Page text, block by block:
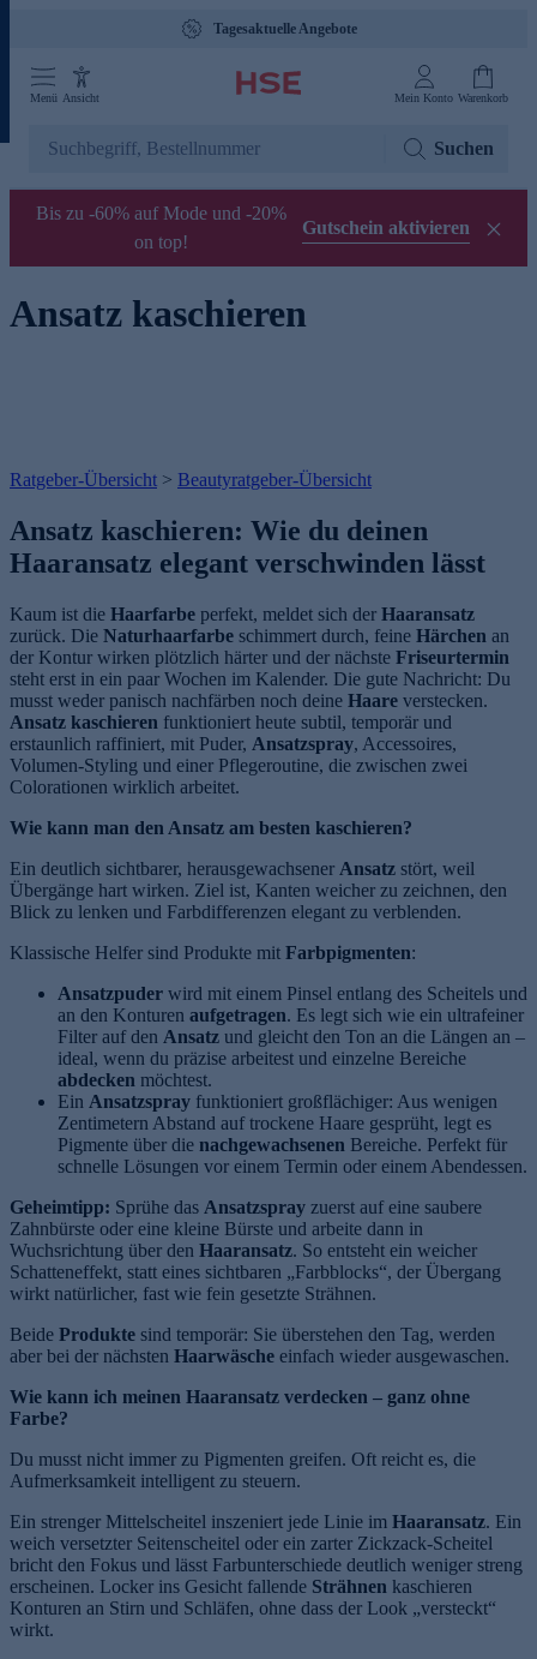
Tagesaktuelle Angebote
Menü Ansicht Mein Konto Warenkorb
Suchen
Bis zu -60% auf Mode und -20%
on top!
Gutschein aktivieren
Ansatz kaschieren
Ratgeber-Übersicht > Beautyratgeber-Übersicht
Ansatz kaschieren: Wie du deinen
Haaransatz elegant verschwinden lässt
Kaum ist die Haarfarbe perfekt, meldet sich der Haaransatz
zurück. Die Naturhaarfarbe schimmert durch, feine Härchen an
der Kontur wirken plötzlich härter und der nächste Friseurtermin
steht erst in ein paar Wochen im Kalender. Die gute Nachricht: Du
musst weder panisch nachfärben noch deine Haare verstecken.
Ansatz kaschieren funktioniert heute subtil, temporär und
erstaunlich raffiniert, mit Puder, Ansatzspray, Accessoires,
Volumen-Styling und einer Pflegeroutine, die zwischen zwei
Colorationen wirklich arbeitet.
Wie kann man den Ansatz am besten kaschieren?
Ein deutlich sichtbarer, herausgewachsener Ansatz stört, weil
Übergänge hart wirken. Ziel ist, Kanten weicher zu zeichnen, den
Blick zu lenken und Farbdifferenzen elegant zu verblenden.
Klassische Helfer sind Produkte mit Farbpigmenten:
Ansatzpuder wird mit einem Pinsel entlang des Scheitels und
an den Konturen aufgetragen. Es legt sich wie ein ultrafeiner
Filter auf den Ansatz und gleicht den Ton an die Längen an –
ideal, wenn du präzise arbeitest und einzelne Bereiche
abdecken möchtest.
Ein Ansatzspray funktioniert großflächiger: Aus wenigen
Zentimetern Abstand auf trockene Haare gesprüht, legt es
Pigmente über die nachgewachsenen Bereiche. Perfekt für
schnelle Lösungen vor einem Termin oder einem Abendessen.
Geheimtipp: Sprühe das Ansatzspray zuerst auf eine saubere
Zahnbürste oder eine kleine Bürste und arbeite dann in
Wuchsrichtung über den Haaransatz. So entsteht ein weicher
Schatteneffekt, statt eines sichtbaren „Farbblocks“, der Übergang
wirkt natürlicher, fast wie fein gesetzte Strähnen.
Beide Produkte sind temporär: Sie überstehen den Tag, werden
aber bei der nächsten Haarwäsche einfach wieder ausgewaschen.
Wie kann ich meinen Haaransatz verdecken – ganz ohne
Farbe?
Du musst nicht immer zu Pigmenten greifen. Oft reicht es, die
Aufmerksamkeit intelligent zu steuern.
Ein strenger Mittelscheitel inszeniert jede Linie im Haaransatz. Ein
weich versetzter Seitenscheitel oder ein zarter Zickzack-Scheitel
bricht den Fokus und lässt Farbunterschiede deutlich weniger streng
erscheinen. Locker ins Gesicht fallende Strähnen kaschieren
Konturen an Stirn und Schläfen, ohne dass der Look „versteckt“
wirkt.